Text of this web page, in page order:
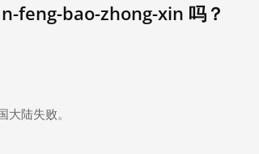
feng-bao-zhong-xin 吗？
陆失败。